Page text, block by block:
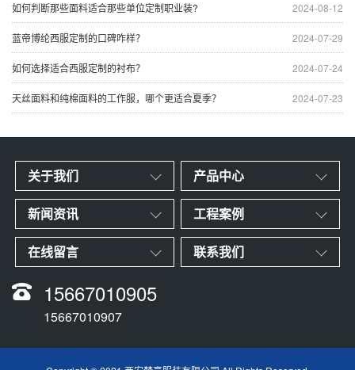
2024-08-12
如何判断那些面料适合那些单位定制职业装?
2024-07-29
蓝帝博纶西服定制的口碑咋样？
2024-07-24
如何选择适合西服定制的衬布？
2024-07-23
天丝面料和纯棉面料的工作服，哪个更适合夏季？
关于我们 产品中心
新闻资讯 工程案例
在线留言 联系我们
15667010905
15667010907